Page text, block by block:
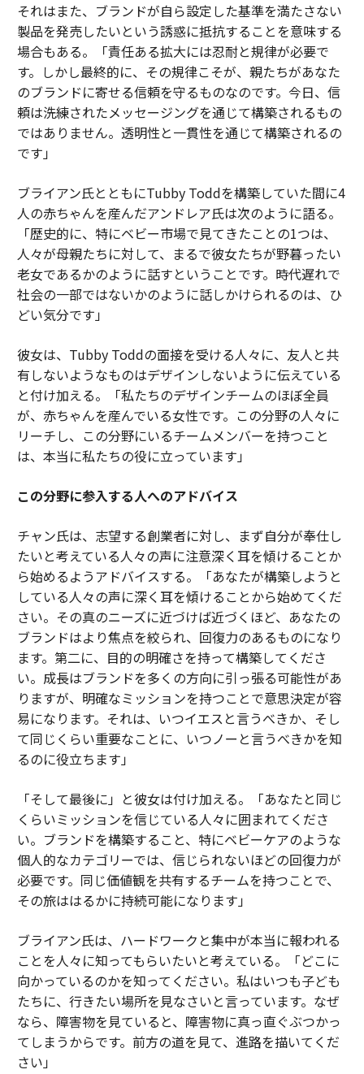
それはまた、ブランドが自ら設定した基準を満たさない
製品を発売したいという誘惑に抵抗することを意味する
場合もある。「責任ある拡大には忍耐と規律が必要で
す。しかし最終的に、その規律こそが、親たちがあなた
のブランドに寄せる信頼を守るものなのです。今日、信
頼は洗練されたメッセージングを通じて構築されるもの
ではありません。透明性と一貫性を通じて構築されるの
です」
ブライアン氏とともにTubby Toddを構築していた間に4
人の赤ちゃんを産んだアンドレア氏は次のように語る。
「歴史的に、特にベビー市場で見てきたことの1つは、
人々が母親たちに対して、まるで彼女たちが野暮ったい
老女であるかのように話すということです。時代遅れで
社会の一部ではないかのように話しかけられるのは、ひ
どい気分です」
彼女は、Tubby Toddの面接を受ける人々に、友人と共
有しないようなものはデザインしないように伝えている
と付け加える。「私たちのデザインチームのほぼ全員
が、赤ちゃんを産んでいる女性です。この分野の人々に
リーチし、この分野にいるチームメンバーを持つこと
は、本当に私たちの役に立っています」
この分野に参入する人へのアドバイス
チャン氏は、志望する創業者に対し、まず自分が奉仕し
たいと考えている人々の声に注意深く耳を傾けることか
ら始めるようアドバイスする。「あなたが構築しようと
している人々の声に深く耳を傾けることから始めてくだ
さい。その真のニーズに近づけば近づくほど、あなたの
ブランドはより焦点を絞られ、回復力のあるものになり
ます。第二に、目的の明確さを持って構築してくださ
い。成長はブランドを多くの方向に引っ張る可能性があ
りますが、明確なミッションを持つことで意思決定が容
易になります。それは、いつイエスと言うべきか、そし
て同じくらい重要なことに、いつノーと言うべきかを知
るのに役立ちます」
「そして最後に」と彼女は付け加える。「あなたと同じ
くらいミッションを信じている人々に囲まれてくださ
い。ブランドを構築すること、特にベビーケアのような
個人的なカテゴリーでは、信じられないほどの回復力が
必要です。同じ価値観を共有するチームを持つことで、
その旅ははるかに持続可能になります」
ブライアン氏は、ハードワークと集中が本当に報われる
ことを人々に知ってもらいたいと考えている。「どこに
向かっているのかを知ってください。私はいつも子ども
たちに、行きたい場所を見なさいと言っています。なぜ
なら、障害物を見ていると、障害物に真っ直ぐぶつかっ
てしまうからです。前方の道を見て、進路を描いてくだ
さい」